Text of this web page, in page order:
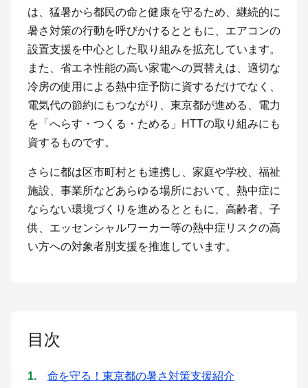
は、猛暑から都民の命と健康を守るため、継続的に
暑さ対策の行動を呼びかけるとともに、エアコンの
設置支援を中心とした取り組みを拡充しています。
また、省エネ性能の高い家電への買替えは、適切な
冷房の使用による熱中症予防に資するだけでなく、
電気代の節約にもつながり、東京都が進める、電力
を「へらす・つくる・ためる」HTTの取り組みにも
資するものです。
さらに都は区市町村とも連携し、家庭や学校、福祉
施設、事業所などあらゆる場所において、熱中症に
ならない環境づくりを進めるとともに、高齢者、子
供、エッセンシャルワーカー等の熱中症リスクの高
い方への対象者別支援を推進しています。
目次
命を守る！東京都の暑さ対策支援紹介